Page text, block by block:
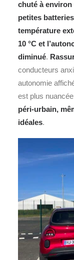
chuté à environ
petites batteries
température
10 °C et
diminué.
conducteurs
autonomie
est plus
péri‑urbain,
idéales.